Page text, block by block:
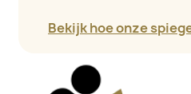
Bekijk hoe onze